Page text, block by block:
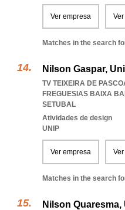
Ver empresa
Matches in the search
Nilson Gaspar,
TV TEIXEIRA DE
FREGUESIAS BAIXA
SETUBAL
Atividades de design
UNIP
Ver empresa
Matches in the search
Nilson